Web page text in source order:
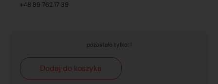
+48 89 762 17 39
pozostało tylko: 1
Dodaj do koszyka